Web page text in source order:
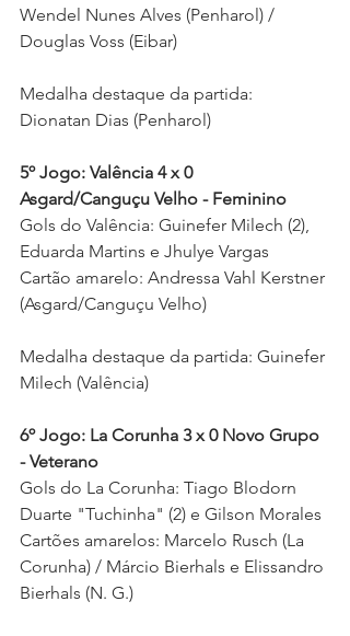
Wendel Nunes Alves (Penharol) /
Douglas Voss (Eibar)
Medalha destaque da partida:
Dionatan Dias (Penharol)
5º Jogo: Valência 4 x 0
Asgard/Canguçu Velho - Feminino
Gols do Valência: Guinefer Milech (2),
Eduarda Martins e Jhulye Vargas
Cartão amarelo: Andressa Vahl Kerstner
(Asgard/Canguçu Velho)
Medalha destaque da partida: Guinefer
Milech (Valência)
6º Jogo: La Corunha 3 x 0 Novo Grupo
- Veterano
Gols do La Corunha: Tiago Blodorn
Duarte "Tuchinha" (2) e Gilson Morales
Cartões amarelos: Marcelo Rusch (La
Corunha) / Márcio Bierhals e Elissandro
Bierhals (N. G.)